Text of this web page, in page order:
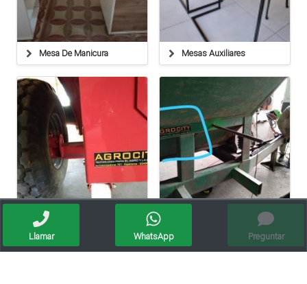
Mesa De Manicura Mesas Auxiliares
Llamar WhatsApp Preguntar